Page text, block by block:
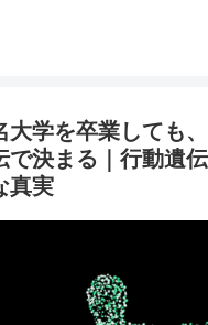
大学を卒業しても
で決まる｜行動遺
真実